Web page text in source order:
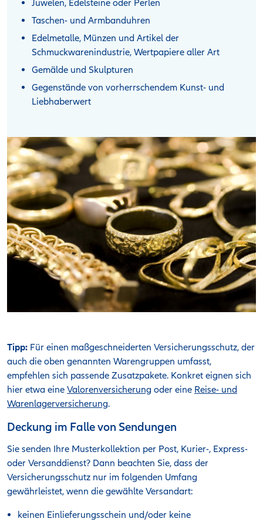
Juwelen, Edelsteine oder Perlen
Taschen- und Armbanduhren
Edelmetalle, Münzen und Artikel der
Schmuckwarenindustrie, Wertpapiere aller Art
Gemälde und Skulpturen
Gegenstände von vorherrschendem Kunst- und
Liebhaberwert
Tipp: Für einen maßgeschneiderten Versicherungsschutz, der
auch die oben genannten Warengruppen umfasst,
empfehlen sich passende Zusatzpakete. Konkret eignen sich
hier etwa eine Valorenversicherung oder eine Reise- und
Warenlagerversicherung.
Deckung im Falle von Sendungen
Sie senden Ihre Musterkollektion per Post, Kurier-, Express-
oder Versanddienst? Dann beachten Sie, dass der
Versicherungsschutz nur im folgenden Umfang
gewährleistet, wenn die gewählte Versandart:
keinen Einlieferungsschein und/oder keine